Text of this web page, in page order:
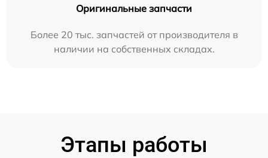
Оригинальные запчасти
Более 20 тыс. запчастей от производителя в
наличии на собственных складах.
Этапы работы